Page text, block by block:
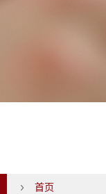
首页